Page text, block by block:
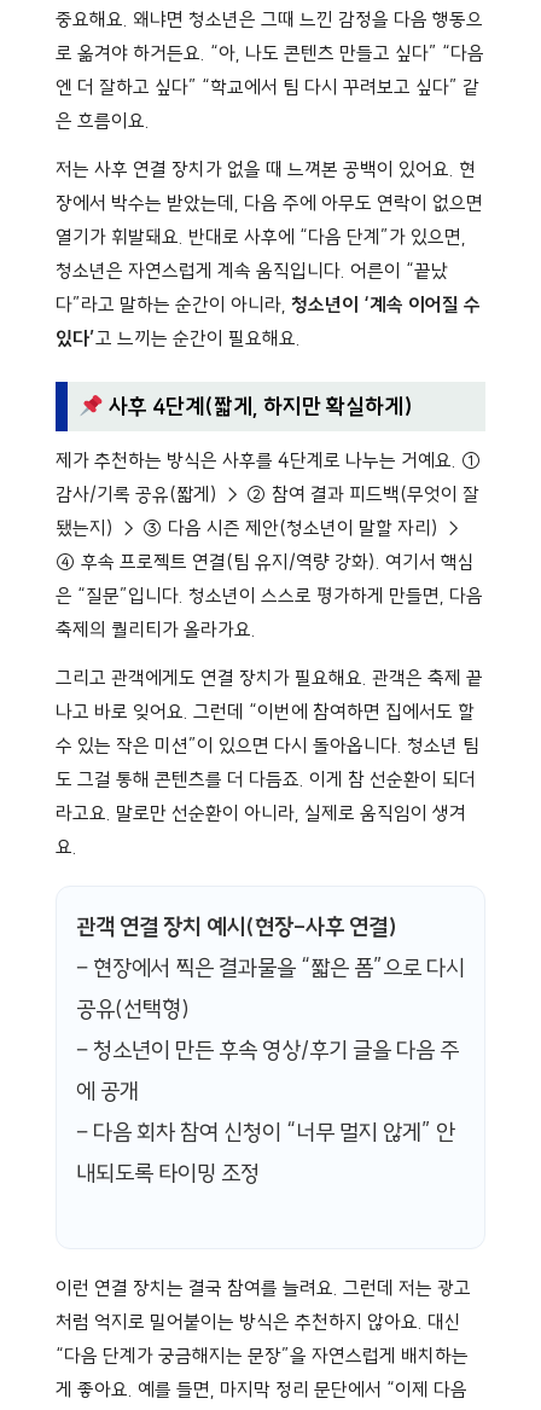
중요해요. 왜냐면 청소년은 그때 느낀 감정을 다음 행동으
로 옮겨야 하거든요. “아, 나도 콘텐츠 만들고 싶다” “다음
엔 더 잘하고 싶다” “학교에서 팀 다시 꾸려보고 싶다” 같
은 흐름이요.
저는 사후 연결 장치가 없을 때 느껴본 공백이 있어요. 현
장에서 박수는 받았는데, 다음 주에 아무도 연락이 없으면
열기가 휘발돼요. 반대로 사후에 “다음 단계”가 있으면,
청소년은 자연스럽게 계속 움직입니다. 어른이 “끝났
다”라고 말하는 순간이 아니라, 청소년이 ‘계속 이어질 수
있다’고 느끼는 순간이 필요해요.
사후 4단계(짧게, 하지만 확실하게)
제가 추천하는 방식은 사후를 4단계로 나누는 거예요. ①
감사/기록 공유(짧게) → ② 참여 결과 피드백(무엇이 잘
됐는지) → ③ 다음 시즌 제안(청소년이 말할 자리) →
④ 후속 프로젝트 연결(팀 유지/역량 강화). 여기서 핵심
은 “질문”입니다. 청소년이 스스로 평가하게 만들면, 다음
축제의 퀄리티가 올라가요.
그리고 관객에게도 연결 장치가 필요해요. 관객은 축제 끝
나고 바로 잊어요. 그런데 “이번에 참여하면 집에서도 할
수 있는 작은 미션”이 있으면 다시 돌아옵니다. 청소년 팀
도 그걸 통해 콘텐츠를 더 다듬죠. 이게 참 선순환이 되더
라고요. 말로만 선순환이 아니라, 실제로 움직임이 생겨
요.
관객 연결 장치 예시(현장-사후 연결)
– 현장에서 찍은 결과물을 “짧은 폼”으로 다시
공유(선택형)
– 청소년이 만든 후속 영상/후기 글을 다음 주
에 공개
– 다음 회차 참여 신청이 “너무 멀지 않게” 안
내되도록 타이밍 조정
이런 연결 장치는 결국 참여를 늘려요. 그런데 저는 광고
처럼 억지로 밀어붙이는 방식은 추천하지 않아요. 대신
“다음 단계가 궁금해지는 문장”을 자연스럽게 배치하는
게 좋아요. 예를 들면, 마지막 정리 문단에서 “이제 다음